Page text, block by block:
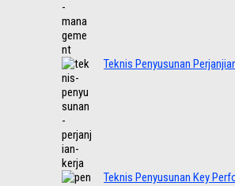
Teknis Penyusunan
Teknis Penyusunan Key